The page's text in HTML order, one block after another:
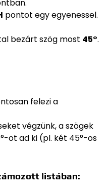
pontot egy egyenessel.
bezárt szög most 45°.
felezi a
végzünk, a szögek
ot ad ki (pl. két 45°-os
listában: